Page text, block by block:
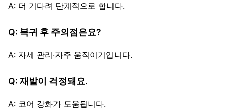
A: 더 기다려 단계적으로 합니다.
Q: 복귀 후 주의점은요?
A: 자세 관리·자주 움직이기입니다.
Q: 재발이 걱정돼요.
A: 코어 강화가 도움됩니다.